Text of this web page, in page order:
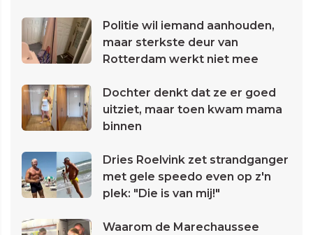
Politie wil iemand aanhouden,
maar sterkste deur van
Rotterdam werkt niet mee
Dochter denkt dat ze er goed
uitziet, maar toen kwam mama
binnen
Dries Roelvink zet strandganger
met gele speedo even op z'n
plek: "Die is van mij!"
Waarom de Marechaussee